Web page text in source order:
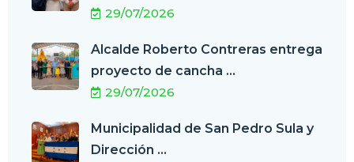
29/07/2026
Alcalde Roberto Contreras entrega
proyecto de cancha ...
29/07/2026
Municipalidad de San Pedro Sula y
Dirección ...